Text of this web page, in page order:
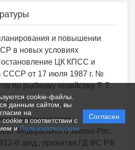
cookie-файлы.
данным сайтом, вы
на
в соответствии с
иПользовательским
Согласен
и повышении
в новых условиях
ЦК КПСС и
СССР от 17 июля 1987 г. №
по рыбному хозяйству. Т. 7.
стратегическом
Федерального закона Рос.
6: ред., принятая ГД ФС РФ